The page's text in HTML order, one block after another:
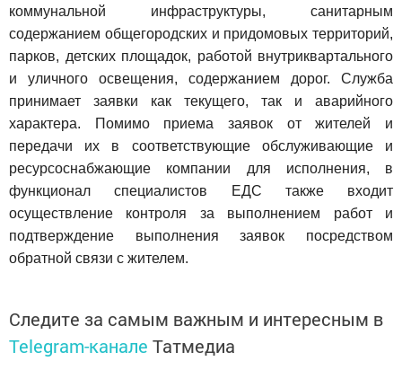
коммунальной инфраструктуры, санитарным
содержанием общегородских и придомовых территорий,
парков, детских площадок, работой внутриквартального
и уличного освещения, содержанием дорог. Служба
принимает заявки как текущего, так и аварийного
характера. Помимо приема заявок от жителей и
передачи их в соответствующие обслуживающие и
ресурсоснабжающие компании для исполнения, в
функционал специалистов ЕДС также входит
осуществление контроля за выполнением работ и
подтверждение выполнения заявок посредством
обратной связи с жителем.
Следите за самым важным и интересным в
Telegram-канале Татмедиа